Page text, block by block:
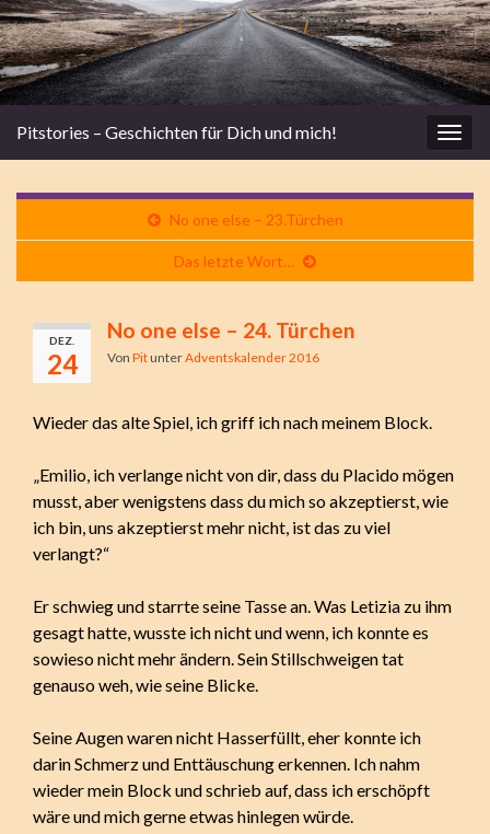
Pitstories – Geschichten für Dich und mich!
No one else – 23.Türchen
Das letzte Wort…
DEZ.
24
No one else – 24. Türchen
Von PitunterAdventskalender 2016
Wieder das alte Spiel, ich griff ich nach meinem Block.
„Emilio, ich verlange nicht von dir, dass du Placido mögen
musst, aber wenigstens dass du mich so akzeptierst, wie
ich bin, uns akzeptierst mehr nicht, ist das zu viel
verlangt?“
Er schwieg und starrte seine Tasse an. Was Letizia zu ihm
gesagt hatte, wusste ich nicht und wenn, ich konnte es
sowieso nicht mehr ändern. Sein Stillschweigen tat
genauso weh, wie seine Blicke.
Seine Augen waren nicht Hasserfüllt, eher konnte ich
darin Schmerz und Enttäuschung erkennen. Ich nahm
wieder mein Block und schrieb auf, dass ich erschöpft
wäre und mich gerne etwas hinlegen würde.